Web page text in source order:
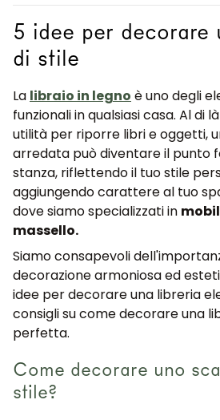
5 idee per decorare
di stile
La libraio in legno è uno degli
funzionali in qualsiasi casa. Al di
utilità per riporre libri e oggetti,
arredata può diventare il punto
stanza, riflettendo il tuo stile
aggiungendo carattere al tuo
dove siamo specializzati in
massello.
Siamo consapevoli
decorazione armoniosa ed
idee per decorare una libreria
consigli su come decorare una
perfetta.
Come decorare uno
stile?